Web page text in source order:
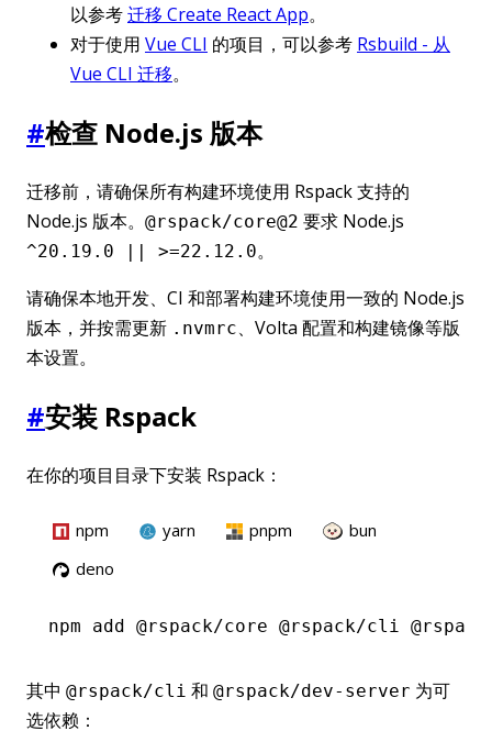
以参考迁移 Create React App。
对于使用 Vue CLI 的项目，可以参考 Rsbuild - 从
Vue CLI 迁移。
#检查 Node.js 版本
迁移前，请确保所有构建环境使用 Rspack 支持的
Node.js 版本。 @rspack/core@2 要求 Node.js
^20.19.0 || >=22.12.0。
请确保本地开发、CI 和部署构建环境使用一致的 Node.js
版本，并按需更新 .nvmrc、Volta 配置和构建镜像等版
本设置。
#安装 Rspack
在你的项目目录下安装 Rspack：
npm yarn pnpm
bun
deno
npm add @rspack/core @rspack/cli
其中 @rspack/cli 和 @rspack/dev-server 为可
选依赖：